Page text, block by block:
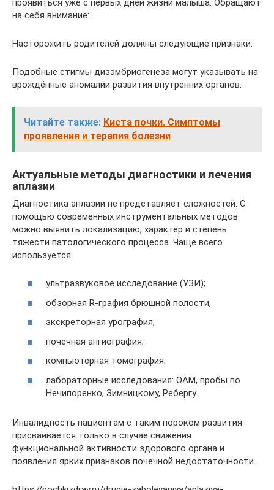
на себя внимание:
Насторожить родителей должны следующие признаки:
Подобные стигмы дизэмбриогенеза могут указывать на
врождённые аномалии развития внутренних органов.
Читайте также: Киста почки. Симптомы
проявления и терапия болезни
Актуальные методы диагностики и лечения
аплазии
Диагностика аплазии не представляет сложностей. С
помощью современных инструментальных методов
можно выявить локализацию, характер и степень
тяжести патологического процесса. Чаще всего
используется:
ультразвуковое исследование (УЗИ);
обзорная R-графия брюшной полости;
экскреторная урография;
почечная ангиография;
компьютерная томография;
лабораторные исследования: ОАМ, пробы по
Нечипоренко, Зимницкому, Ребергу.
Инвалидность пациентам с таким пороком развития
присваивается только в случае снижения
функциональной активности здорового органа и
появления ярких признаков почечной недостаточности.